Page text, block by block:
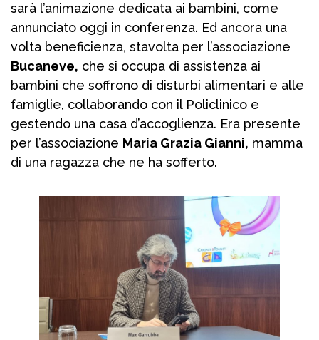
sarà l’animazione dedicata ai bambini, come
annunciato oggi in conferenza. Ed ancora una
volta beneficienza, stavolta per l’associazione
Bucaneve, che si occupa di assistenza ai
bambini che soffrono di disturbi alimentari e alle
famiglie, collaborando con il Policlinico e
gestendo una casa d’accoglienza. Era presente
per l’associazione Maria Grazia Gianni, mamma
di una ragazza che ne ha sofferto.